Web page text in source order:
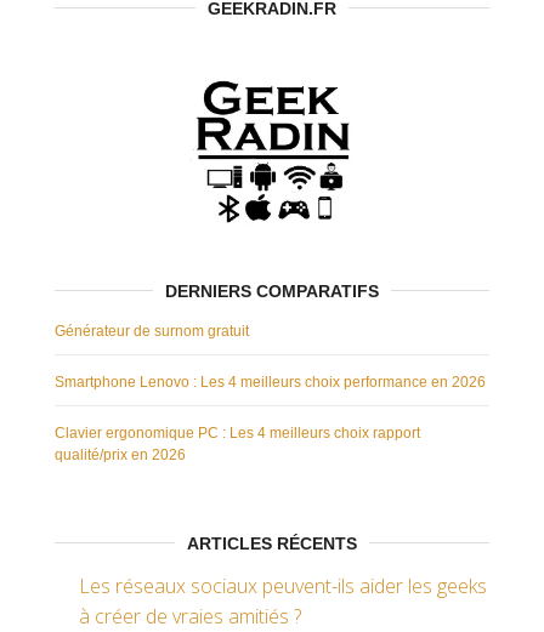
GEEKRADIN.FR
DERNIERS COMPARATIFS
Générateur de surnom gratuit
Smartphone Lenovo : Les 4 meilleurs choix performance en 2026
Clavier ergonomique PC : Les 4 meilleurs choix rapport
qualité/prix en 2026
ARTICLES RÉCENTS
Les réseaux sociaux peuvent-ils aider les geeks
à créer de vraies amitiés ?